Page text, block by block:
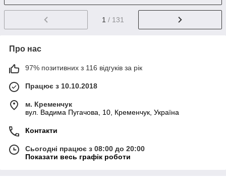
1 / 131
Про нас
97% позитивних з 116 відгуків за рік
Працює з 10.10.2018
м. Кременчук
вул. Вадима Пугачова, 10, Кременчук, Україна
Контакти
Сьогодні працює з 08:00 до 20:00
Показати весь графік роботи